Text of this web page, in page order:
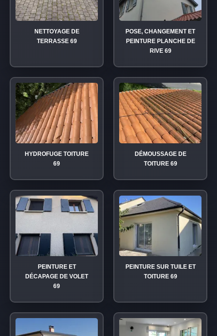
NETTOYAGE DE
TERRASSE 69
POSE, CHANGEMENT ET
PEINTURE PLANCHE DE
RIVE 69
HYDROFUGE TOITURE
69
DÉMOUSSAGE DE
TOITURE 69
PEINTURE ET
DÉCAPAGE DE VOLET
69
PEINTURE SUR TUILE ET
TOITURE 69